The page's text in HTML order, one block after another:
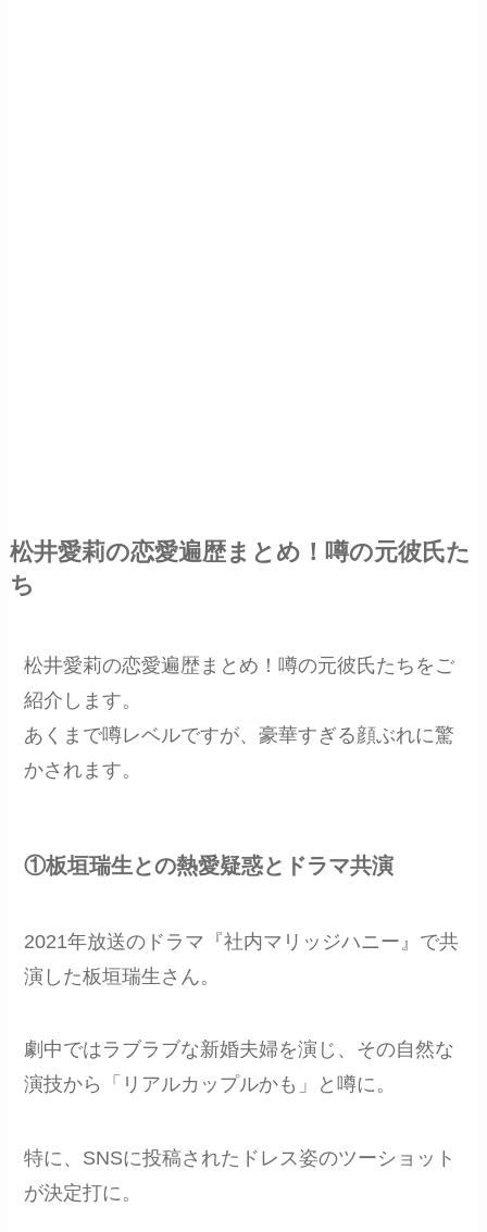
松井愛莉の恋愛遍歴まとめ！噂の元彼氏た
ち
松井愛莉の恋愛遍歴まとめ！噂の元彼氏たちをご
紹介します。
あくまで噂レベルですが、豪華すぎる顔ぶれに驚
かされます。
①板垣瑞生との熱愛疑惑とドラマ共演
2021年放送のドラマ『社内マリッジハニー』で共
演した板垣瑞生さん。
劇中ではラブラブな新婚夫婦を演じ、その自然な
演技から「リアルカップルかも」と噂に。
特に、SNSに投稿されたドレス姿のツーショット
が決定打に。